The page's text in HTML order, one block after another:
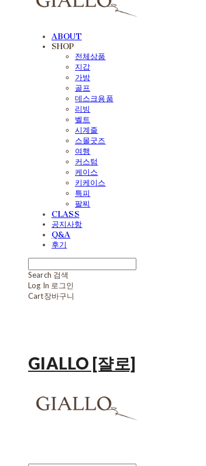
ABOUT
SHOP
전체상품
지갑
가방
골프
데스크용품
리빙
벨트
시계줄
스몰굿즈
여행
커스텀
케이스
키케이스
특피
팔찌
CLASS
공지사항
Q&A
후기
Search 검색
Log In 로그인
Cart장바구니
GIALLO [쟐로]